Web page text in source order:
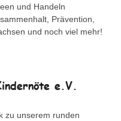
und Handeln
Prävention,
und noch viel mehr!
e.V.
zu unserem runden